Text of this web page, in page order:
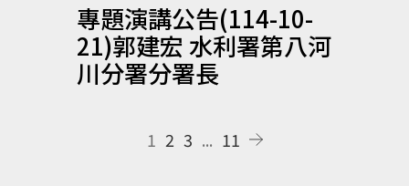
專題演講公告(114-10-
21)郭建宏 水利署第八河
川分署分署長
1 2 3 ... 11